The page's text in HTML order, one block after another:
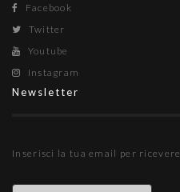
Facebook
Twitter
Youtube
Instagram
Newsletter
Inserisci la tua email per